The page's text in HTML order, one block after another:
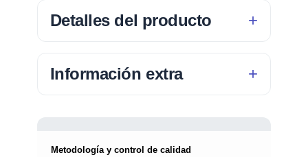
Detalles del producto
Información extra
Metodología y control de calidad